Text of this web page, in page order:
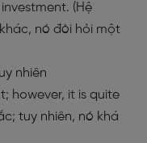
(Hệ
nó đòi hỏi một
nhiên
however, it is quite
tuy nhiên, nó khá